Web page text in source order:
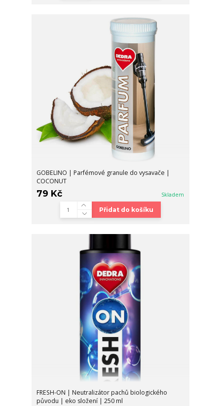
GOBELINO | Parfémové granule do vysavače |
COCONUT
79 Kč Skladem
Přidat do košíku
FRESH-ON | Neutralizátor pachů biologického
původu | eko složení | 250 ml